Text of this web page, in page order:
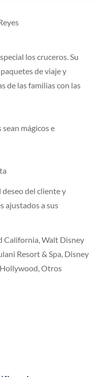
los cruceros. Su
de viaje y
de las familias con las
mágicos e
del cliente y
ajustados a sus
California, Walt Disney
Resort & Spa, Disney
Otros